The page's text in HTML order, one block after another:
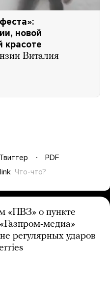
новой
красоте
Виталия
Твиттер
PDF
Что-что?
«ПВЗ» о пункте
медиа»
регулярных ударов